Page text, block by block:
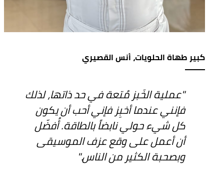
كبير طهاة الحلويات، أنس القصيري
"عملية الخَبز مُتعة في حد ذاتها، لذلك
فإنني عندما أخبِز فإني أحب أن يكون
كل شيء حولي نابضاً بالطاقة. أُفضّل
أن أعمل على وقع عزف الموسيقى
وبصحبة الكثير من الناس."